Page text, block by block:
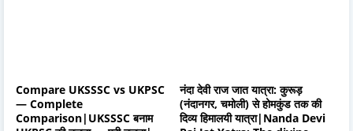
Compare UKSSSC vs UKPSC
— Complete
Comparison|UKSSSC बनाम
नंदा देवी राज जात यात्रा: कुरूड़
(नंदानगर, चमोली) से होमकुंड तक की
दिव्य हिमालयी यात्रा|Nanda Devi